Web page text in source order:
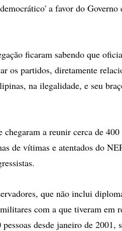
a favor do Governo
ficaram sabendo que
os partidos, diretamente
na ilegalidade, e seu
a reunir cerca de
de vítimas e atentados do
que não inclui
com a que tiveram em
desde janeiro de 2001,